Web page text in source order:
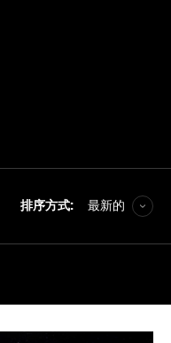
排序方式: 最新的